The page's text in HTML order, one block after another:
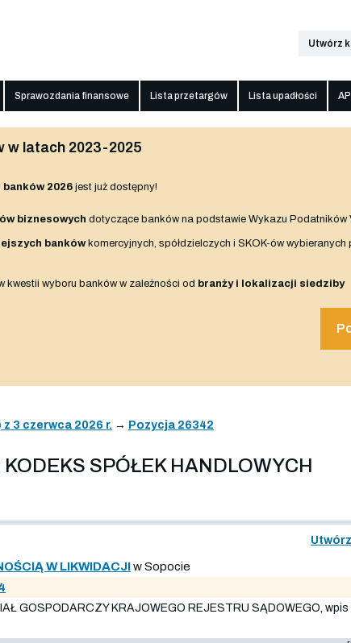
Utwórz
Sprawozdania finansowe Lista przetargów Lista upadłości API
w latach 2023-2025
2026 jest już dostępny!
biznesowych dotyczące banków na podstawie Wykazu Podatników
bankówkomercyjnych, spółdzielczych i SKOK-ów
kwestii wyboru banków w zależności od branży i lokalizacji siedziby
z 3 czerwca 2026 r. → Pozycja 26342
SPÓŁEK HANDLOWYCH
W LIKWIDACJIw Sopocie
GOSPODARCZY KRAJOWEGO REJESTRU SĄDOWEGO,